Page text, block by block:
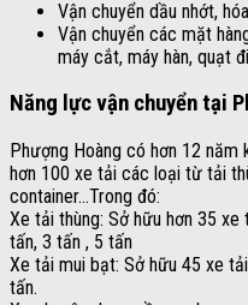
Vận chuyển dầu nhớt,
Vận chuyển các mặt
máy cắt, máy hàn, quạt
Năng lực vận chuyển tại
Phượng Hoàng có hơn 12 năm
hơn 100 xe tải các loại từ tải
container…Trong đó:
Xe tải thùng: Sở hữu hơn 35
tấn, 3 tấn , 5 tấn
Xe tải mui bạt: Sở hữu 45 xe
tấn.